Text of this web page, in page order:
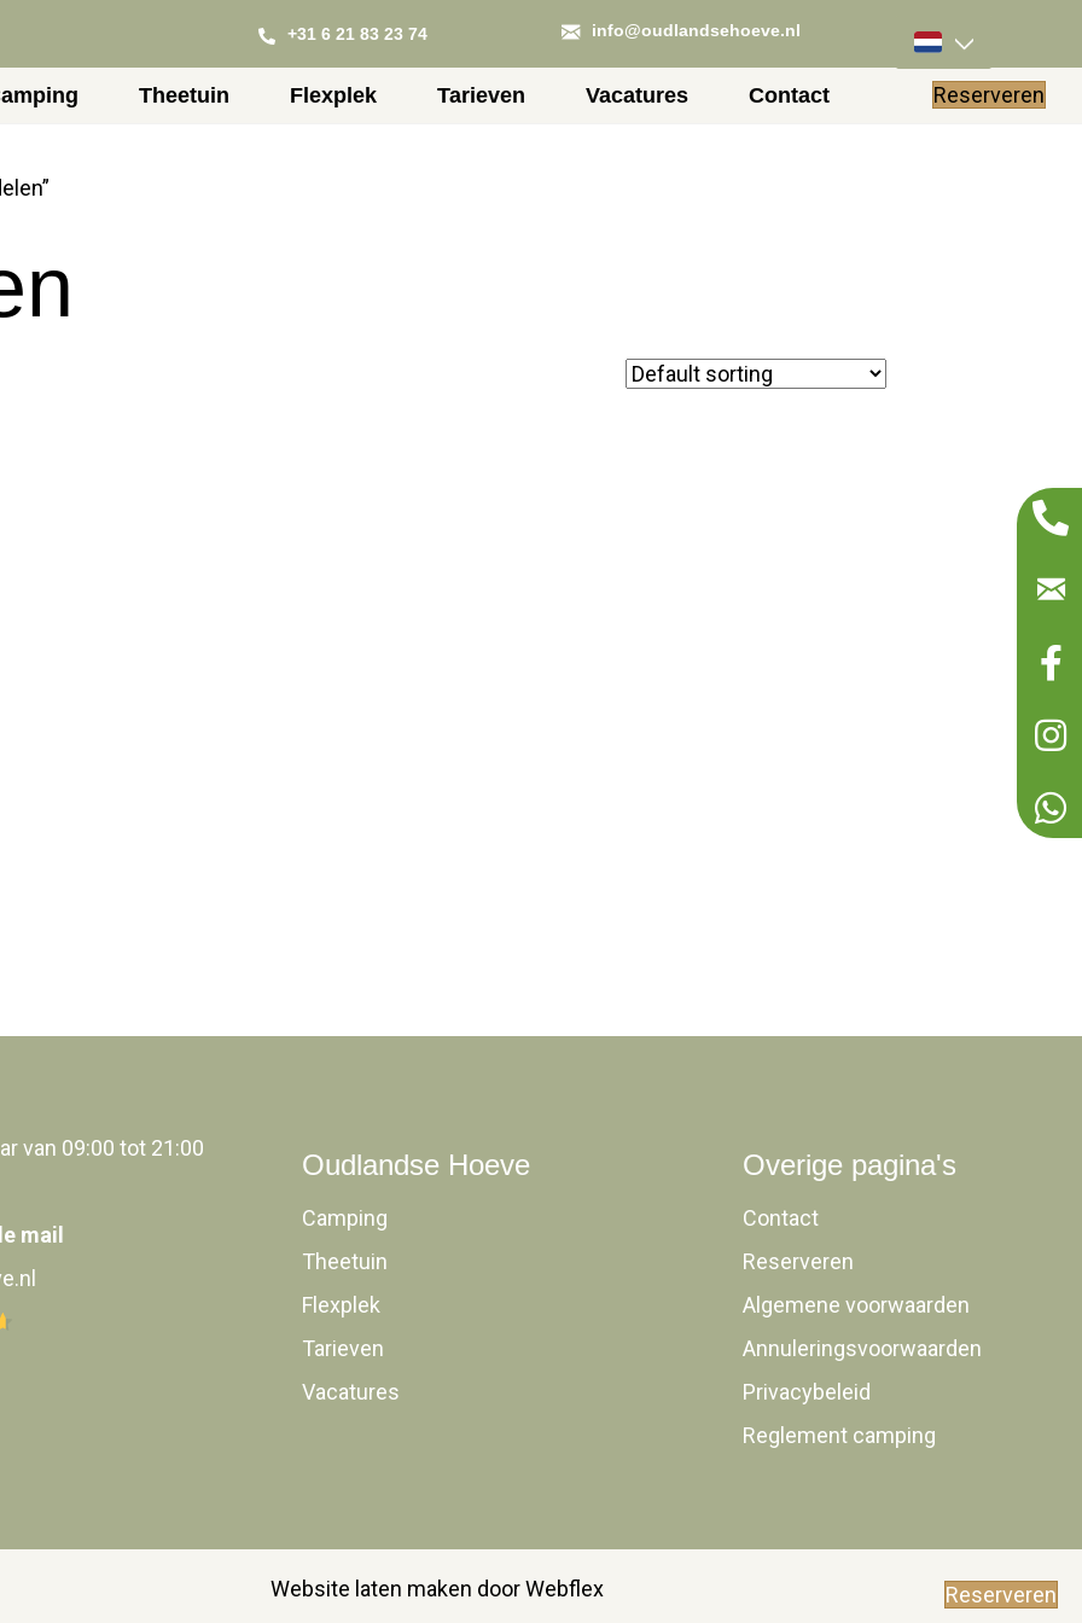
+31 6 21 83 23 74 info@oudlandsehoeve.nl
Theetuin Flexplek Tarieven Vacatures Contact Reserveren
van 09:00 tot 21:00
mail
Oudlandse Hoeve
Camping
Theetuin
Flexplek
Tarieven
Vacatures
Overige pagina's
Contact
Reserveren
Algemene voorwaarden
Annuleringsvoorwaarden
Privacybeleid
Reglement camping
Reserveren
Website laten maken door Webflex